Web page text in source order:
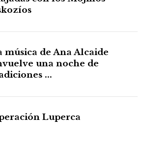
música de Ana Alcaide
una noche de
...
Luperca